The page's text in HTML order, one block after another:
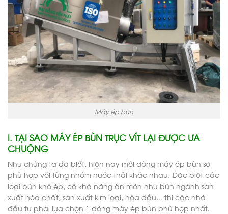
Máy ép bùn
I. TẠI SAO MÁY ÉP BÙN TRỤC VÍT LẠI ĐƯỢC ƯA
CHUỘNG
Như chúng ta đã biết, hiện nay mỗi dòng máy ép bùn sẽ
phù hợp với từng nhóm nước thải khác nhau. Đặc biệt các
loại bùn khó ép, có khả năng ăn mòn như bùn ngành sản
xuất hóa chất, sản xuất kim loại, hóa dầu… thì các nhà
đầu tư phải lựa chọn 1 dòng máy ép bùn phù hợp nhất.